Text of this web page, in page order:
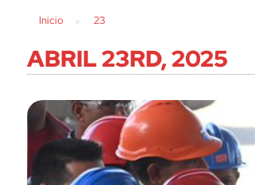
Inicio 23
ABRIL 23RD, 2025